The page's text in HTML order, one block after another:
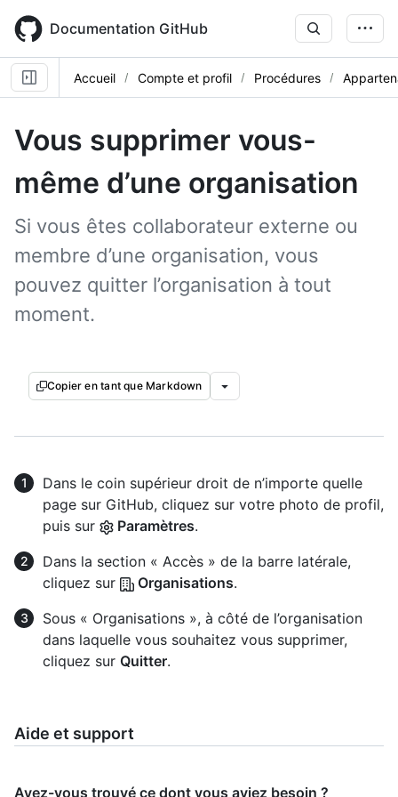
main
content
Documentation GitHub
Accueil Compte et profil Procédures
Vous supprimer vous-
même d’une organisation
Si vous êtes collaborateur externe ou
membre d’une organisation, vous
pouvez quitter l’organisation à tout
moment.
Copier en tant que Markdown
Dans le coin supérieur droit de n’importe quelle
page sur GitHub, cliquez sur votre photo de profil,
puis sur
Paramètres.
Dans la section « Accès » de la barre latérale,
cliquez sur
Organisations.
Sous « Organisations », à côté de l’organisation
dans laquelle vous souhaitez vous supprimer,
cliquez sur Quitter.
Aide et support
Avez-vous trouvé ce dont vous aviez besoin ?